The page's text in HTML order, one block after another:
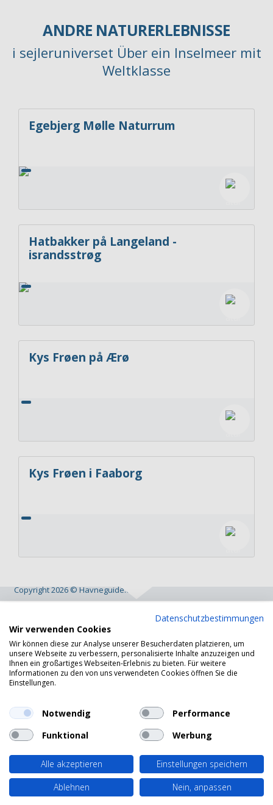
ANDRE NATURERLEBNISSE
i sejleruniverset Über ein Inselmeer mit
Weltklasse
Egebjerg Mølle Naturrum
Hatbakker på Langeland -
israndsstrøg
Kys Frøen på Ærø
Kys Frøen i Faaborg
Copyright 2026 © Havneguide.dk
Datenschutzbestimmungen
Wir verwenden Cookies
Wir können diese zur Analyse unserer Besucherdaten platzieren, um
unsere Webseite zu verbessern, personalisierte Inhalte anzuzeigen und
Ihnen ein großartiges Webseiten-Erlebnis zu bieten. Für weitere
Informationen zu den von uns verwendeten Cookies öffnen Sie die
Einstellungen.
Notwendig
Performance
Funktional
Werbung
Alle akzeptieren
Einstellungen speichern
Ablehnen
Nein, anpassen